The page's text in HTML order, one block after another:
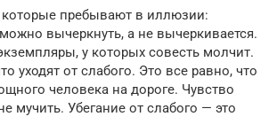
которые пребывают в иллюзии:
вычеркнуть, а не вычеркивается.
у которых совесть молчит.
уходят от слабого. Это все равно, что
человека на дороге. Чувство
мучить. Убегание от слабого — это